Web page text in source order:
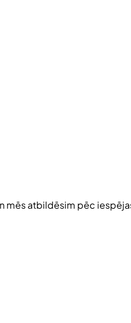
mēs atbildēsim pēc